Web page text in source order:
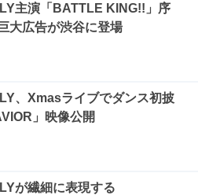
主演「BATTLE KING!!」序
大広告が渋谷に登場
、Xmasライブでダンス初披
」映像公開
が繊細に表現する